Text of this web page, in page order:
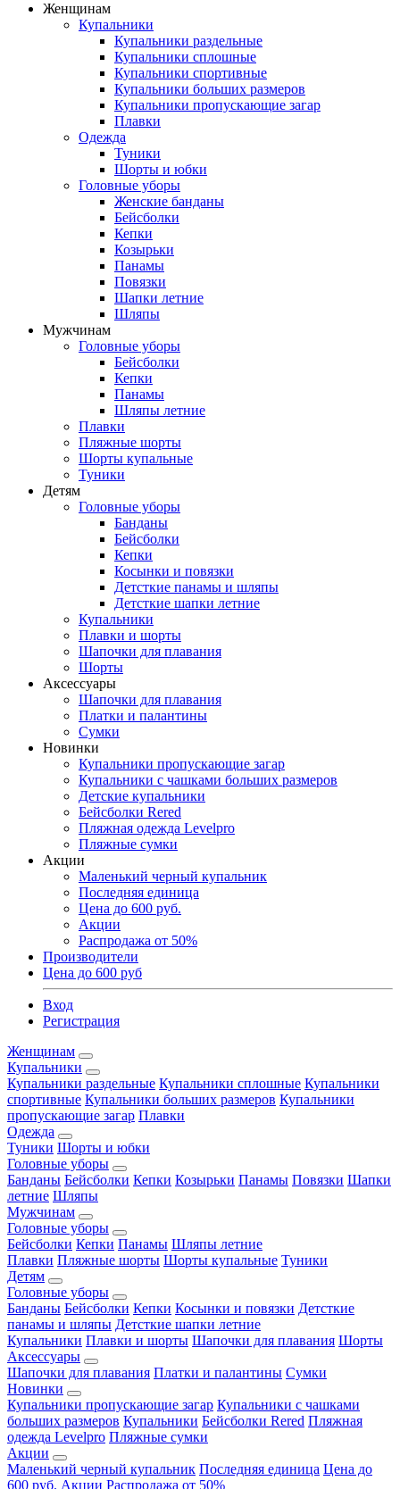
Женщинам
Купальники
Купальники раздельные
Купальники сплошные
Купальники спортивные
Купальники больших размеров
Купальники пропускающие загар
Плавки
Одежда
Туники
Шорты и юбки
Головные уборы
Женские банданы
Бейсболки
Кепки
Козырьки
Панамы
Повязки
Шапки летние
Шляпы
Мужчинам
Головные уборы
Бейсболки
Кепки
Панамы
Шляпы летние
Плавки
Пляжные шорты
Шорты купальные
Туники
Детям
Головные уборы
Банданы
Бейсболки
Кепки
Косынки и повязки
Детсткие панамы и шляпы
Детсткие шапки летние
Купальники
Плавки и шорты
Шапочки для плавания
Шорты
Аксессуары
Шапочки для плавания
Платки и палантины
Сумки
Новинки
Купальники пропускающие загар
Купальники с чашками больших размеров
Детские купальники
Бейсболки Rered
Пляжная одежда Levelpro
Пляжные сумки
Акции
Маленький черный купальник
Последняя единица
Цена до 600 руб.
Акции
Распродажа от 50%
Производители
Цена до 600 руб
Вход
Регистрация
Женщинам
Купальники
Купальники раздельные Купальники сплошные Купальники
спортивные Купальники больших размеров Купальники
пропускающие загар Плавки
Одежда
Туники Шорты и юбки
Головные уборы
Банданы Бейсболки Кепки Козырьки Панамы Повязки Шапки
летние Шляпы
Мужчинам
Головные уборы
Бейсболки Кепки Панамы Шляпы летние
Плавки Пляжные шорты Шорты купальные Туники
Детям
Головные уборы
Банданы Бейсболки Кепки Косынки и повязки Детсткие
панамы и шляпы Детсткие шапки летние
Купальники Плавки и шорты Шапочки для плавания Шорты
Аксессуары
Шапочки для плавания Платки и палантины Сумки
Новинки
Купальники пропускающие загар Купальники с чашками
больших размеров Купальники Бейсболки Rered Пляжная
одежда Levelpro Пляжные сумки
Акции
Маленький черный купальник Последняя единица Цена до
600 руб. Акции Распродажа от 50%